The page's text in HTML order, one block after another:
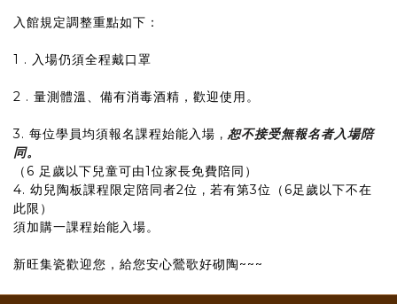
入館規定調整重點如下：
1 . 入場仍須全程戴口罩
2 . 量測體溫、備有消毒酒精，歡迎使用。
3. 每位學員均須報名課程始能入場 , 恕不接受無報名者入場陪
同。
（6 足歲以下兒童可由1位家長免費陪同）
4. 幼兒陶板課程限定陪同者2位 , 若有第3位（6足歲以下不在
此限）
須加購一課程始能入場。
新旺集瓷歡迎您，給您安心鶯歌好砌陶~~~